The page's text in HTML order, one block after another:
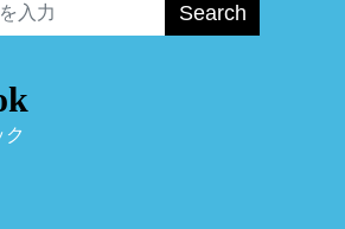
Search